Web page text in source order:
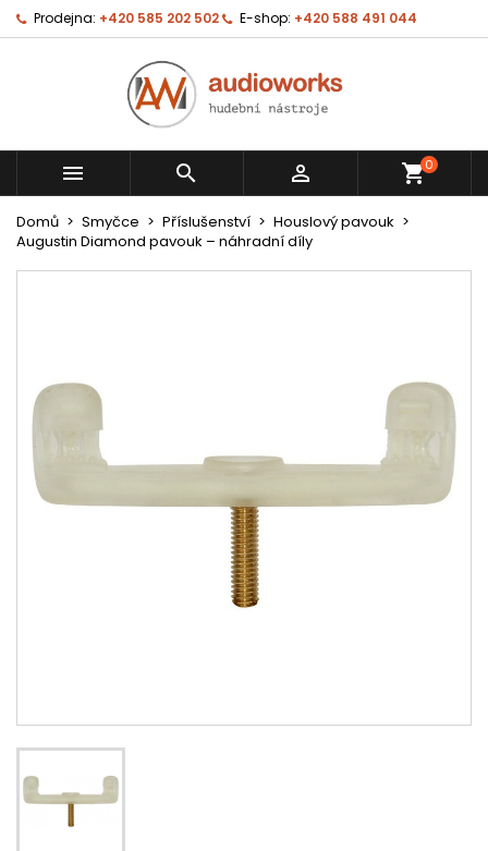
Prodejna: +420 585 202 502 E-shop: +420 588 491 044
   shopping_cart0
Domů Smyčce Příslušenství
Houslový pavouk
Augustin Diamond pavouk – náhradní díly